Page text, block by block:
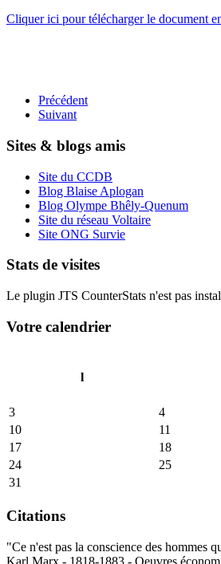
Cliquer ici pour télécharger le document
Précédent
Suivant
Sites & blogs amis
Site du CCDB
Blog Blaise Aplogan
Blog Olympe Bhêly-Quenum
Site du réseau Voltaire
Site ONG Survie
Stats de visites
Le plugin JTS CounterStats n'est pas
Votre calendrier
l
3
4
10
11
17
18
24
25
31
Citations
"Ce n'est pas la conscience des hommes
Karl Marx - 1818-1883 - Oeuvres